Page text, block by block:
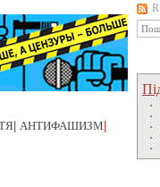
АНТИФАШИЗМ